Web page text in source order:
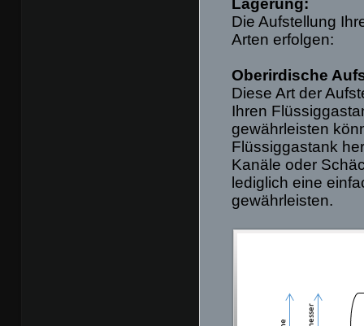
Lagerung:
Die Aufstellung
Arten erfolgen:
Oberirdische
Diese Art der
Ihren
gewährleisten
Flüssiggastank
Kanäle oder
lediglich eine
gewährleisten.